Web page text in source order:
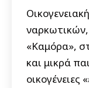
«Καμόρα»,
και μικρά